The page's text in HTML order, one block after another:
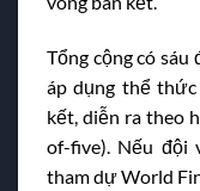
Tổng cộng có sáu
áp dụng thể
kết, diễn ra theo
of-five). Nếu đội
tham dự World